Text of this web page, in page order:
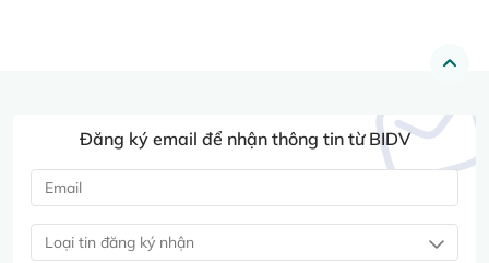
Đăng ký email để nhận thông tin từ BIDV
Loại tin đăng ký nhận